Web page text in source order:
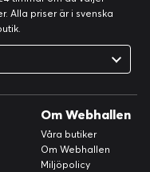
Alla priser är i svenska
Om Webhallen
Våra butiker
Om Webhallen
Miljöpolicy